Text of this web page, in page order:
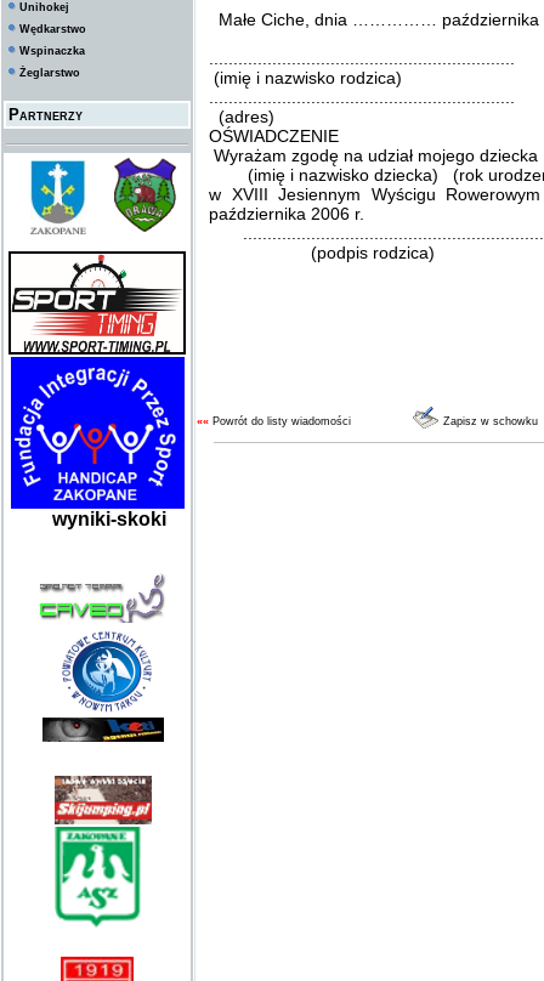
Unihokej
Wędkarstwo
Wspinaczka
Żeglarstwo
Partnerzy
wyniki-skoki
Małe Ciche, dnia …………… października
(imię i nazwisko rodzica)
(adres)
OŚWIADCZENIE
Wyrażam zgodę na udział mojego
(imię i nazwisko dziecka) (rok
w XVIII Jesiennym Wyścigu
października 2006 r.
(podpis rodzica)
«« Powrót do listy wiadomości Zapisz w schowku